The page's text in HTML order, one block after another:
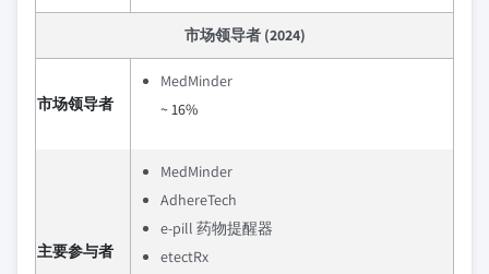
市场领导者 (2024)
市场领导者
MedMinder
~ 16%
主要参与者
MedMinder
AdhereTech
e-pill 药物提醒器
etectRx